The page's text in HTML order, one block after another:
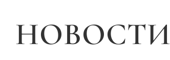
НОВОСТИ